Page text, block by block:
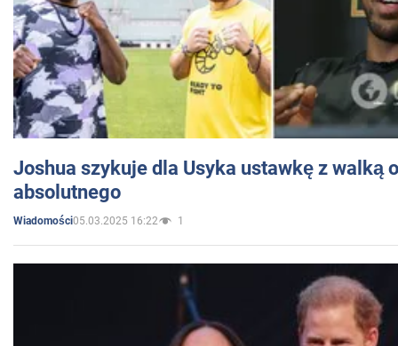
Joshua szykuje dla Usyka ustawkę z walką
absolutnego
Wiadomości05.03.2025 16:22 1